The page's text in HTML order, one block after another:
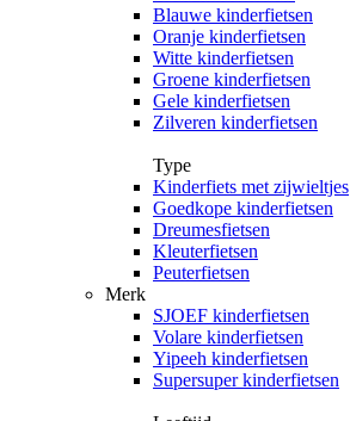
Blauwe kinderfietsen
Oranje kinderfietsen
Witte kinderfietsen
Groene kinderfietsen
Gele kinderfietsen
Zilveren kinderfietsen
Type
Kinderfiets met zijwieltjes
Goedkope kinderfietsen
Dreumesfietsen
Kleuterfietsen
Peuterfietsen
Merk
SJOEF kinderfietsen
Volare kinderfietsen
Yipeeh kinderfietsen
Supersuper kinderfietsen